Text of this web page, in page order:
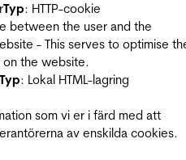
Typ: HTTP-cookie
between the user and the
- This serves to optimise
the website.
Typ: Lokal HTML-lagring
som vi er i färd med att
av enskilda cookies.